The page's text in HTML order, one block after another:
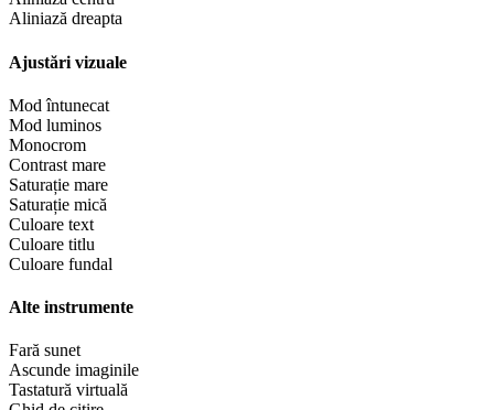
Aliniază dreapta
Ajustări vizuale
Mod întunecat
Mod luminos
Monocrom
Contrast mare
Saturație mare
Saturație mică
Culoare text
Culoare titlu
Culoare fundal
Alte instrumente
Fară sunet
Ascunde imaginile
Tastatură virtuală